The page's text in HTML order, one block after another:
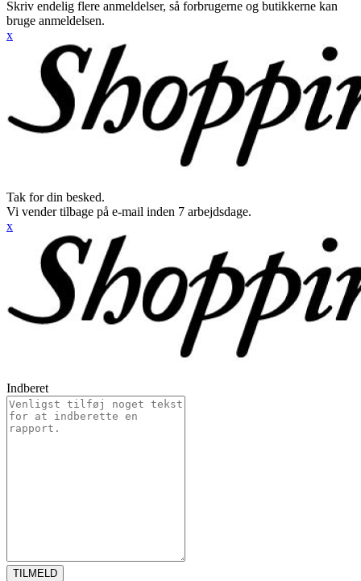
Skriv endelig flere anmeldelser, så forbrugerne og butikkerne kan
bruge anmeldelsen.
x
Tak for din besked.
Vi vender tilbage på e-mail inden 7 arbejdsdage.
x
Indberet
TILMELD